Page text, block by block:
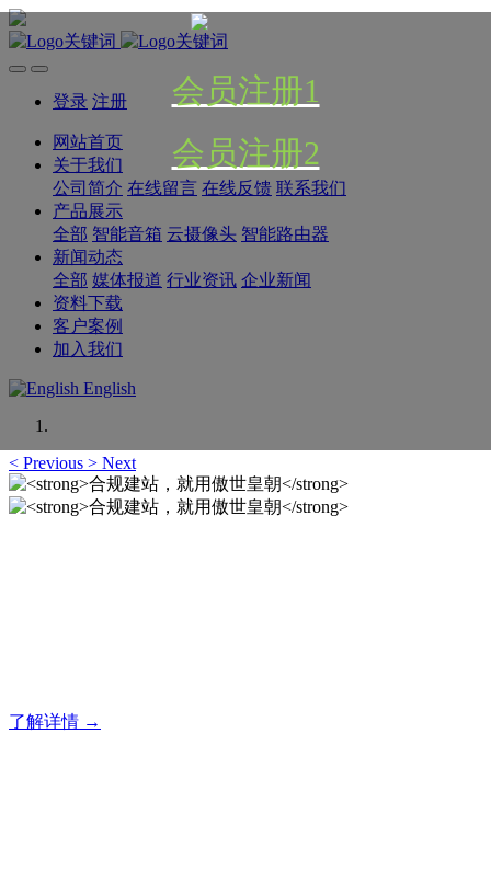
会员注册1
会员注册2
登录 注册
网站首页
关于我们
公司简介 在线留言 在线反馈 联系我们
产品展示
全部 智能音箱 云摄像头 智能路由器
新闻动态
全部 媒体报道 行业资讯 企业新闻
资料下载
客户案例
加入我们
English
< Previous > Next
了解详情 →